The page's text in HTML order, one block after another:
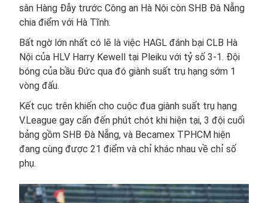
sân Hàng Đẫy trước Công an Hà Nội còn SHB Đà Nẵng
chia điểm với Hà Tĩnh.
Bất ngờ lớn nhất có lẽ là việc HAGL đánh bại CLB Hà
Nội của HLV Harry Kewell tại Pleiku với tỷ số 3-1. Đội
bóng của bầu Đức qua đó giành suất trụ hạng sớm 1
vòng đấu.
Kết cục trên khiến cho cuộc đua giành suất trụ hạng
V.League gay cấn đến phút chót khi hiện tại, 3 đội cuối
bảng gồm SHB Đà Nẵng, và Becamex TPHCM hiện
đang cùng được 21 điểm và chỉ khác nhau về chỉ số
phụ.